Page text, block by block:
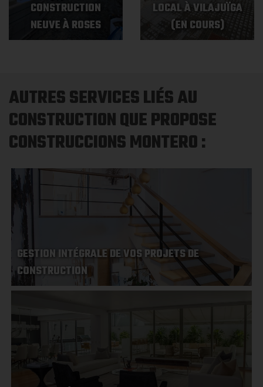
CONSTRUCTION
NEUVE À ROSES
LOCAL À VILAJUÏGA
(EN COURS)
AUTRES SERVICES LIÉS AU
CONSTRUCTION QUE PROPOSE
CONSTRUCCIONS MONTERO :
GESTION INTÉGRALE DE VOS PROJETS DE
CONSTRUCTION